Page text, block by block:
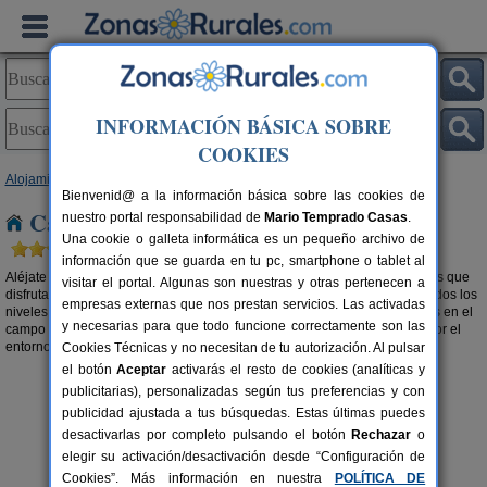
Alojamientos
Casas rurales en el campo en Baleares
Aléjate de la la polución y del mundanal ruido y relájate con los beneficios que
disfrutar de una
te proporciona a todos los
niveles. Desconecta del día a día y opta por alojamientos rurales aislados en el
campo o
casas rurales en la montaña en Balearesy haz una excursión por el
entorno. El aire puro tiene muchos más beneficios de los que imaginas.
INFORMACIÓN BÁSICA SOBRE
COOKIES
Bienvenid@ a la información básica sobre las cookies de
nuestro portal responsabilidad de Mario Temprado Casas.
Una cookie o galleta informática es un pequeño archivo de
información que se guarda en tu pc, smartphone o tablet al
visitar el portal. Algunas son nuestras y otras pertenecen a
empresas externas que nos prestan servicios. Las activadas
y necesarias para que todo funcione correctamente son las
Cookies Técnicas y no necesitan de tu autorización. Al pulsar
el botónAceptar activarás el resto de cookies (analíticas y
publicitarias), personalizadas según tus preferencias y con
publicidad ajustada a tus búsquedas. Estas últimas puedes
desactivarlas por completo pulsando el botón Rechazar o
elegir su activación/desactivación desde “Configuración de
Cookies”. Más información en nuestra
POLÍTICA DE